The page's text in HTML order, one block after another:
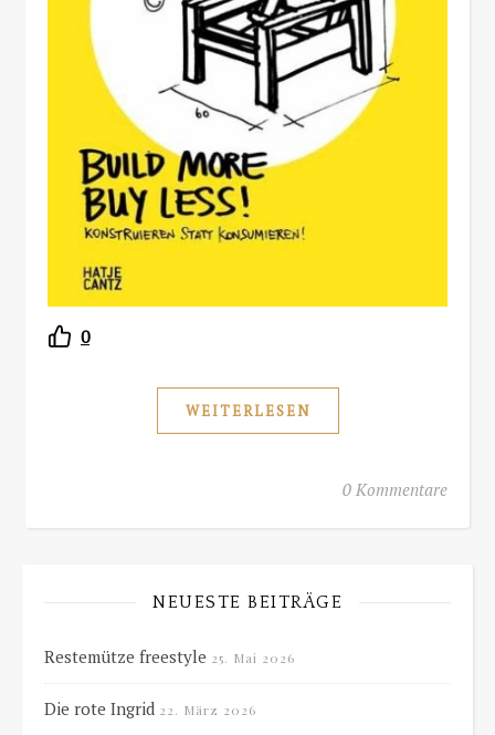
0
WEITERLESEN
0 Kommentare
NEUESTE BEITRÄGE
Restemütze freestyle 25. Mai 2026
Die rote Ingrid 22. März 2026